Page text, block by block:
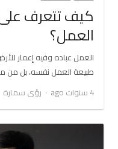
كيف تتعرف
العمل؟
العمل عباده وفيه إعمار
طبيعة العمل نفسه، بل من
4 سنوات ago
Author
رؤى سمارة